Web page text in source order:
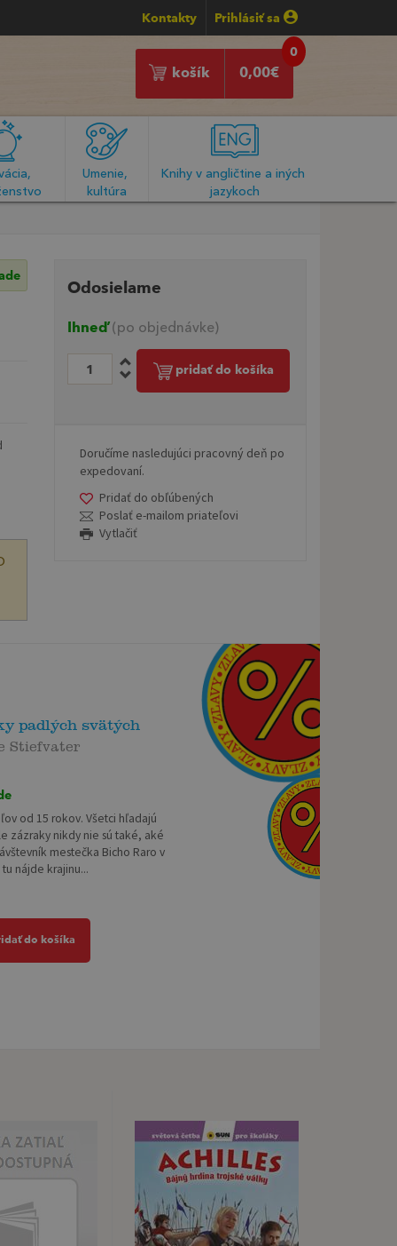
Kontakty Prihlásiť sa
0
0,00€
košík
Umenie,
kultúra
Knihy v angličtine a iných
jazykoch
Odosielame
Ihneď(po objednávke)
pridať do košíka
Doručíme nasledujúci pracovný deň po
expedovaní.
Pridať do obľúbených
Poslať e-mailom priateľovi
Vytlačiť
padlých svätých
Stiefvater
od 15 rokov. Všetci hľadajú
zázraky nikdy nie sú také, aké
mestečka Bicho Raro v
nájde krajinu...
do košíka